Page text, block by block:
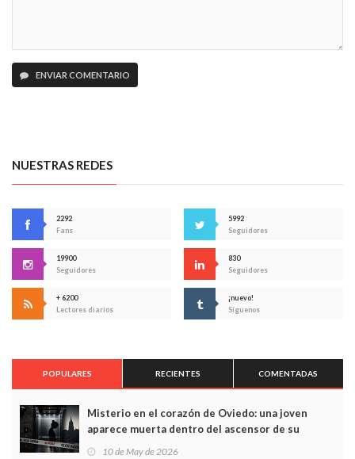
ENVIAR COMENTARIO
NUESTRAS REDES
2292
Fans
5992
Seguidores
19900
Seguidores
830
Seguidores
+ 6200
Lectores diarios
¡nuevo!
Síguenos
POPULARES RECIENTES COMENTADAS
Misterio en el corazón de Oviedo: una joven
aparece muerta dentro del ascensor de su
edificio y las cámaras captan sus últimos minutos
10 de May de 2026